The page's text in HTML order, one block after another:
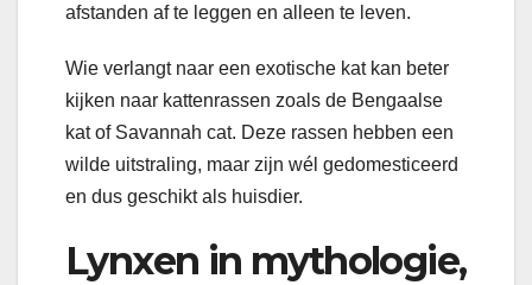
afstanden af te leggen en alleen te leven.
Wie verlangt naar een exotische kat kan beter
kijken naar kattenrassen zoals de Bengaalse
kat of Savannah cat. Deze rassen hebben een
wilde uitstraling, maar zijn wél gedomesticeerd
en dus geschikt als huisdier.
Lynxen in mythologie,